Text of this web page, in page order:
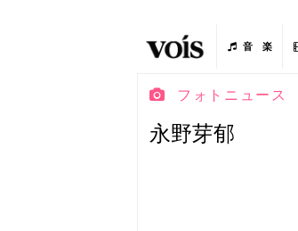
音 楽
フォトニュース
永野芽郁